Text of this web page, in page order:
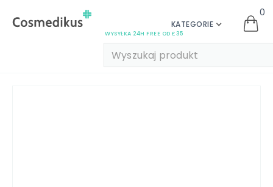
WYSYŁKA 24H FREE OD £35
KATEGORIE
0